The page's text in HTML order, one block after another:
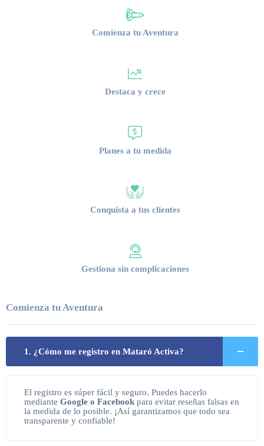
Comienza tu Aventura
Destaca y crece
Planes a tu medida
Conquista a tus clientes
Gestiona sin complicaciones
Comienza tu Aventura
1. ¿Cómo me registro en Mataró Activa?
El registro es súper fácil y seguro. Puedes hacerlo
mediante Google o Facebook para evitar reseñas falsas en
la medida de lo posible. ¡Así garantizamos que todo sea
transparente y confiable!